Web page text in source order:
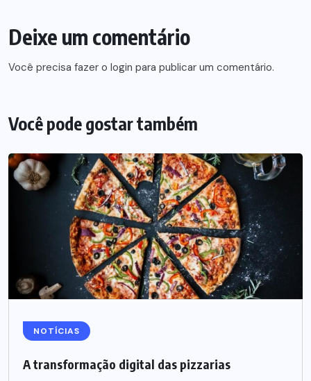
Deixe um comentário
Você precisa fazer o login para publicar um comentário.
Você pode gostar também
NOTÍCIAS
A transformação digital das pizzarias